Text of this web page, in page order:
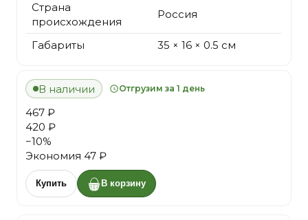
Страна
происхождения
Россия
Габариты 35 × 16 × 0.5 см
В наличии Отгрузим за 1 день
467 ₽
420 ₽
−10%
Экономия 47 ₽
Купить В корзину